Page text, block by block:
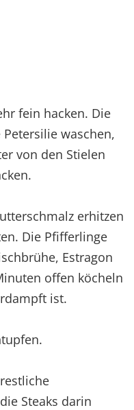
fein hacken. Die
waschen,
von den Stielen
erhitzen
Die Pfifferlinge
Estragon
offen köcheln
ist.
Steaks darin